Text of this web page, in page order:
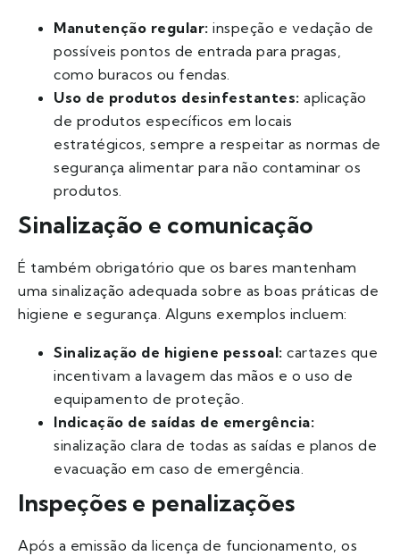
Manutenção regular: inspeção e vedação de
possíveis pontos de entrada para pragas,
como buracos ou fendas.
Uso de produtos desinfestantes: aplicação
de produtos específicos em locais
estratégicos, sempre a respeitar as normas de
segurança alimentar para não contaminar os
produtos.
Sinalização e comunicação
É também obrigatório que os bares mantenham
uma sinalização adequada sobre as boas práticas de
higiene e segurança. Alguns exemplos incluem:
Sinalização de higiene pessoal: cartazes que
incentivam a lavagem das mãos e o uso de
equipamento de proteção.
Indicação de saídas de emergência:
sinalização clara de todas as saídas e planos de
evacuação em caso de emergência.
Inspeções e penalizações
Após a emissão da licença de funcionamento, os